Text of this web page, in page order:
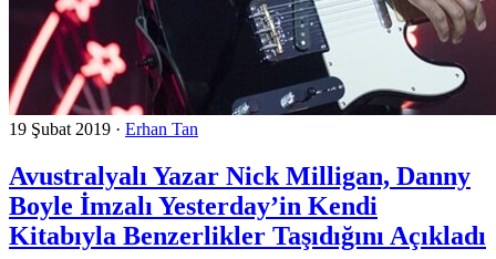
19 Şubat 2019 · Erhan Tan
Avustralyalı Yazar Nick Milligan, Danny
Boyle İmzalı Yesterday’in Kendi
Kitabıyla Benzerlikler Taşıdığını Açıkladı